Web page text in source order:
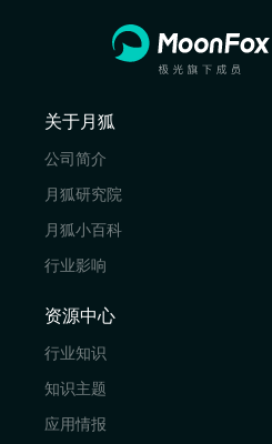
关于月狐
公司简介
月狐研究院
月狐小百科
行业影响
资源中心
行业知识
知识主题
应用情报